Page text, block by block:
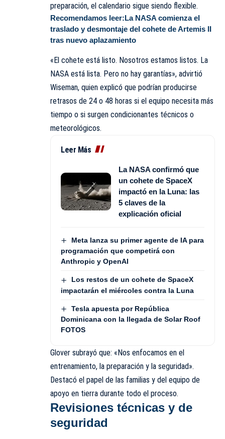
preparación, el calendario sigue siendo flexible.
Recomendamos leer:La NASA comienza el
traslado y desmontaje del cohete de Artemis II
tras nuevo aplazamiento
«El cohete está listo. Nosotros estamos listos. La
NASA está lista. Pero no hay garantías», advirtió
Wiseman, quien explicó que podrían producirse
retrasos de 24 o 48 horas si el equipo necesita más
tiempo o si surgen condicionantes técnicos o
meteorológicos.
Leer Más
La NASA confirmó que
un cohete de SpaceX
impactó en la Luna: las
5 claves de la
explicación oficial
Meta lanza su primer agente de IA para
programación que competirá con
Anthropic y OpenAI
Los restos de un cohete de SpaceX
impactarán el miércoles contra la Luna
Tesla apuesta por República
Dominicana con la llegada de Solar Roof
FOTOS
Glover subrayó que: «Nos enfocamos en el
entrenamiento, la preparación y la seguridad».
Destacó el papel de las familias y del equipo de
apoyo en tierra durante todo el proceso.
Revisiones técnicas y de
seguridad